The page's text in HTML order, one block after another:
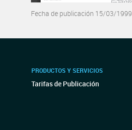
Fecha de publicación 15/03/1999
PRODUCTOS Y SERVICIOS
Tarifas de Publicación